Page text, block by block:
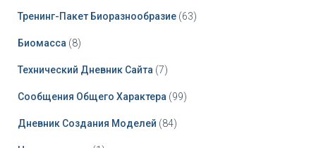
Тренинг-Пакет Биоразнообразие (63)
Биомасса (8)
Технический Дневник Сайта (7)
Сообщения Общего Характера (99)
Дневник Создания Моделей (84)